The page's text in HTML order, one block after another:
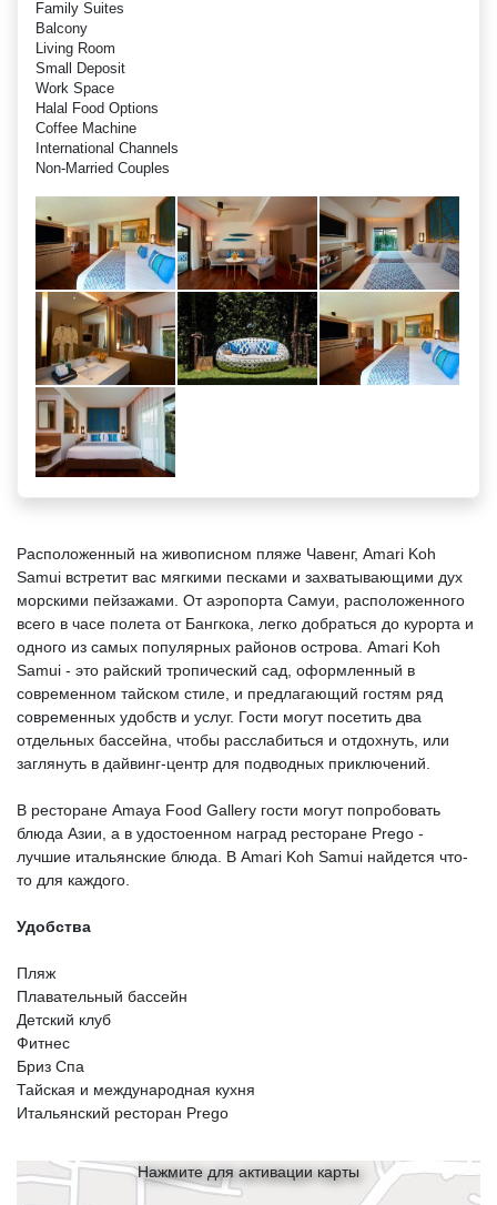
Family Suites
Balcony
Living Room
Small Deposit
Work Space
Halal Food Options
Coffee Machine
International Channels
Non-Married Couples
Расположенный на живописном пляже Чавенг, Amari Koh
Samui встретит вас мягкими песками и захватывающими дух
морскими пейзажами. От аэропорта Самуи, расположенного
всего в часе полета от Бангкока, легко добраться до курорта и
одного из самых популярных районов острова. Amari Koh
Samui - это райский тропический сад, оформленный в
современном тайском стиле, и предлагающий гостям ряд
современных удобств и услуг. Гости могут посетить два
отдельных бассейна, чтобы расслабиться и отдохнуть, или
заглянуть в дайвинг-центр для подводных приключений.
В ресторане Amaya Food Gallery гости могут попробовать
блюда Азии, а в удостоенном наград ресторане Prego -
лучшие итальянские блюда. В Amari Koh Samui найдется что-
то для каждого.
Удобства
Пляж
Плавательный бассейн
Детский клуб
Фитнес
Бриз Спа
Тайская и международная кухня
Итальянский ресторан Prego
Нажмите для активации карты